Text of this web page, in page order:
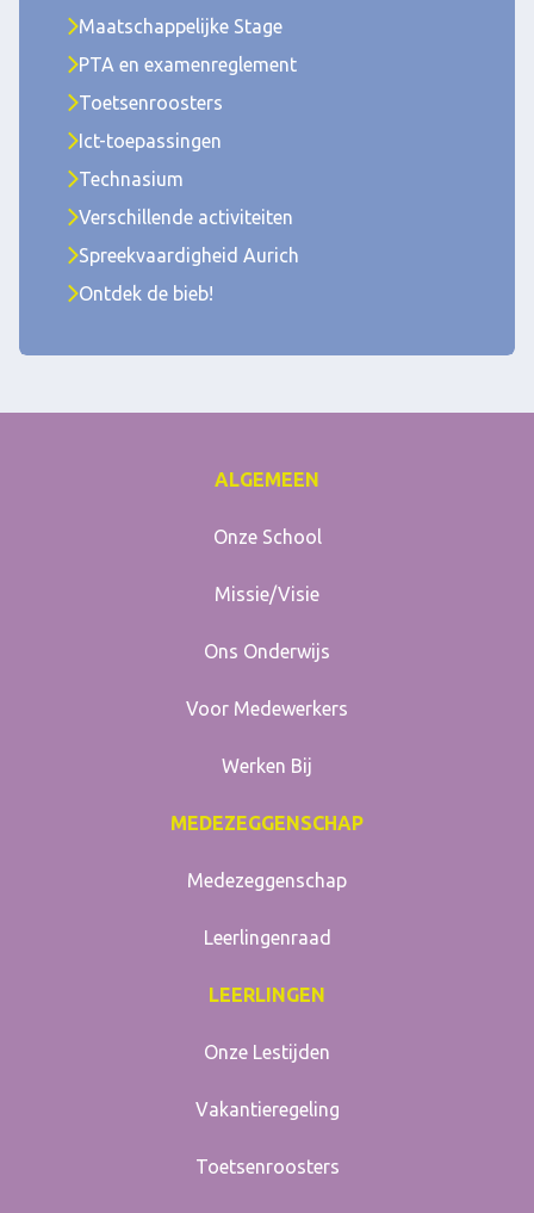
Maatschappelijke Stage
PTA en examenreglement
Toetsenroosters
Ict-toepassingen
Technasium
Verschillende activiteiten
Spreekvaardigheid Aurich
Ontdek de bieb!
ALGEMEEN
Onze School
Missie/Visie
Ons Onderwijs
Voor Medewerkers
Werken Bij
MEDEZEGGENSCHAP
Medezeggenschap
Leerlingenraad
LEERLINGEN
Onze Lestijden
Vakantieregeling
Toetsenroosters